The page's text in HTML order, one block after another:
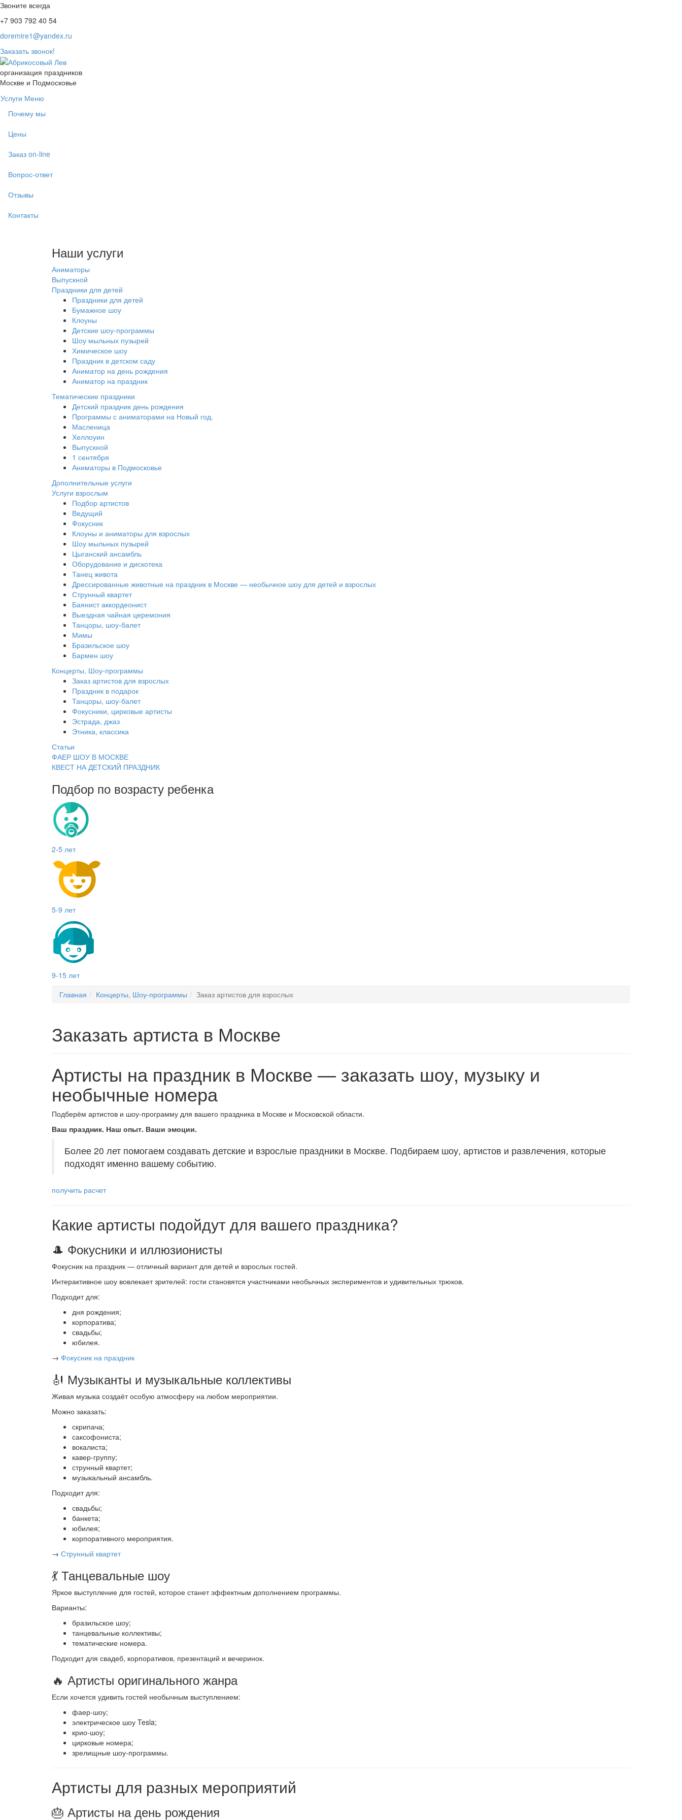
Звоните всегда
+7 903 792 40 54
doremire1@yandex.ru
Заказать звонок!
организация праздников
Москве и Подмосковье
Услуги Меню
Почему мы
Цены
Заказ on-line
Вопрос-ответ
Отзывы
Контакты
Наши услуги
Аниматоры
Выпускной
Праздники для детей
Праздники для детей
Бумажное шоу
Клоуны
Детские шоу-программы
Шоу мыльных пузырей
Химическое шоу
Праздник в детском саду
Аниматор на день рождения
Аниматор на праздник
Тематические праздники
Детский праздник день рождения
Программы с аниматорами на Новый год.
Масленица
Хеллоуин
Выпускной
1 сентября
Аниматоры в Подмосковье
Дополнительные услуги
Услуги взрослым
Подбор артистов
Ведущий
Фокусник
Клоуны и аниматоры для взрослых
Шоу мыльных пузырей
Цыганский ансамбль
Оборудование и дискотека
Танец живота
Дрессированные животные на праздник в Москве — необычное шоу для детей и взрослых
Струнный квартет
Баянист аккордеонист
Выездная чайная церемония
Танцоры, шоу-балет
Мимы
Бразильское шоу
Бармен шоу
Концерты, Шоу-программы
Заказ артистов для взрослых
Праздник в подарок
Танцоры, шоу-балет
Фокусники, цирковые артисты
Эстрада, джаз
Этника, классика
Статьи
ФАЕР ШОУ В МОСКВЕ
КВЕСТ НА ДЕТСКИЙ ПРАЗДНИК
Подбор по возрасту ребенка
2-5 лет
5-9 лет
9-15 лет
Главная
Концерты, Шоу-программы Заказ артистов для взрослых
Заказать артиста в Москве
Артисты на праздник в Москве — заказать шоу, музыку и
необычные номера
Подберём артистов и шоу-программу для вашего праздника в Москве и Московской области.
Ваш праздник. Наш опыт. Ваши эмоции.
Более 20 лет помогаем создавать детские и взрослые праздники в Москве. Подбираем шоу, артистов и развлечения, которые
подходят именно вашему событию.
получить расчет
Какие артисты подойдут для вашего праздника?
🎩 Фокусники и иллюзионисты
Фокусник на праздник — отличный вариант для детей и взрослых гостей.
Интерактивное шоу вовлекает зрителей: гости становятся участниками необычных экспериментов и удивительных трюков.
Подходит для:
дня рождения;
корпоратива;
свадьбы;
юбилея.
→ Фокусник на праздник
🎻 Музыканты и музыкальные коллективы
Живая музыка создаёт особую атмосферу на любом мероприятии.
Можно заказать:
скрипача;
саксофониста;
вокалиста;
кавер-группу;
струнный квартет;
музыкальный ансамбль.
Подходит для:
свадьбы;
банкета;
юбилея;
корпоративного мероприятия.
→ Струнный квартет
💃 Танцевальные шоу
Яркое выступление для гостей, которое станет эффектным дополнением программы.
Варианты:
бразильское шоу;
танцевальные коллективы;
тематические номера.
Подходит для свадеб, корпоративов, презентаций и вечеринок.
🔥 Артисты оригинального жанра
Если хочется удивить гостей необычным выступлением:
фаер-шоу;
электрическое шоу Tesla;
крио-шоу;
цирковые номера;
зрелищные шоу-программы.
Артисты для разных мероприятий
🎂 Артисты на день рождения